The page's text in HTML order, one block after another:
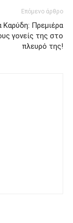
Επόμενο άρθρο
Καρύδη: Πρεμιέρα
γονείς της στο
πλευρό της!